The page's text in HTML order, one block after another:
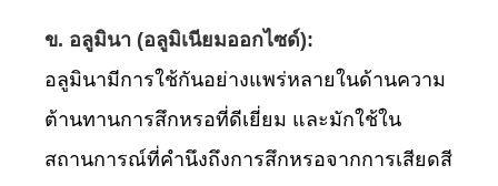
ข. อลูมินา (อลูมิเนียมออกไซด์):
อลูมินามีการใช้กันอย่างแพร่หลายในด้านความ
ต้านทานการสึกหรอที่ดีเยี่ยม และมักใช้ใน
สถานการณ์ที่คำนึงถึงการสึกหรอจากการเสียดสี